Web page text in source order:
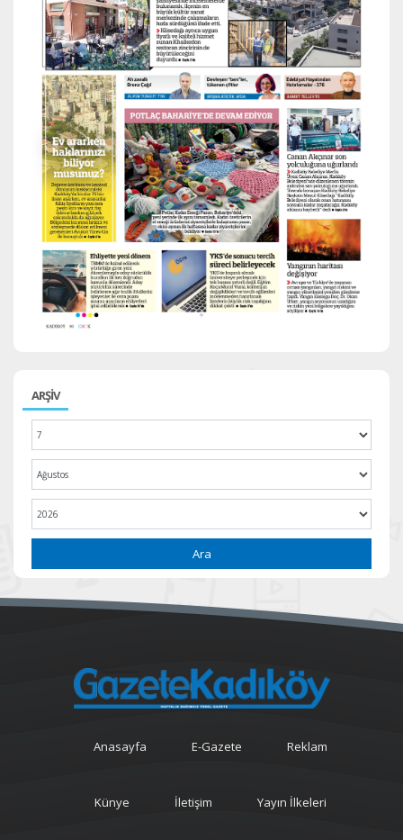
ARŞİV
Ara
Anasayfa E-Gazete Reklam
Künye İletişim Yayın İlkeleri